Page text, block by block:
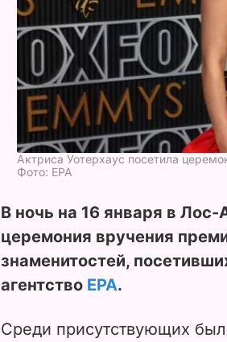
Актриса Уотерхаус посетила
Фото: ЕРА
В ночь на 16 января в
церемония вручения
знаменитостей,
агентство ЕРА.
Среди присутствующих